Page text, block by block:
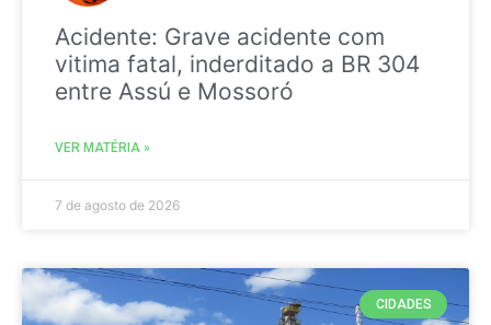
Acidente: Grave acidente com
vitima fatal, inderditado a BR 304
entre Assú e Mossoró
VER MATÉRIA »
7 de agosto de 2026
CIDADES